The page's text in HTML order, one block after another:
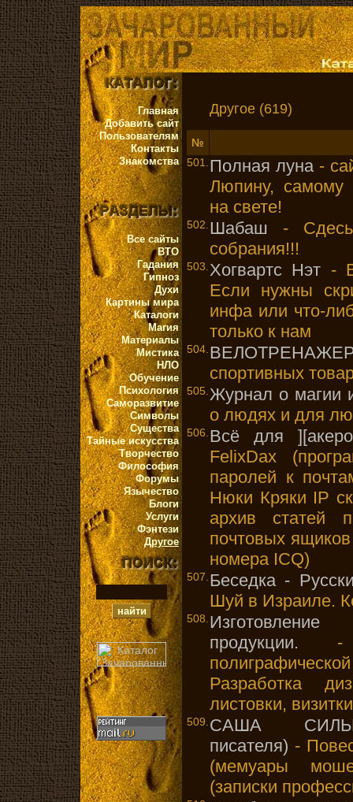
Главная
Добавить сайт
Пользователям
Контакты
Знакомства
Все сайты
ВТО
Гадания
Гипноз
Духи
Картины мира
Каталоги
Магия
Материалы
Мистика
НЛО
Обучение
Психология
Саморазвитие
Символы
Существа
Тайные искусства
Творчество
Философия
Форумы
Язычество
Блоги
Услуги
Фэнтези
Другое
Другое (619)
№
501. Полная луна-
Люпину, самому
на свете!
502. Шабаш -
собрания!!!
503. Хогвартс Нэт -
Если нужны
инфа или что-
только к нам
504.
спортивных
505. Журнал о магии
о людях и для
506. Всё для
FelixDax
паролей к
Нюки Кряки IP
архив статей
почтовых
номера ICQ)
507. Беседка -
Шуй в Израиле.
508. Изготовление
продукции. -
Разработка
листовки,
509. САША
писателя) -
(мемуары
(записки